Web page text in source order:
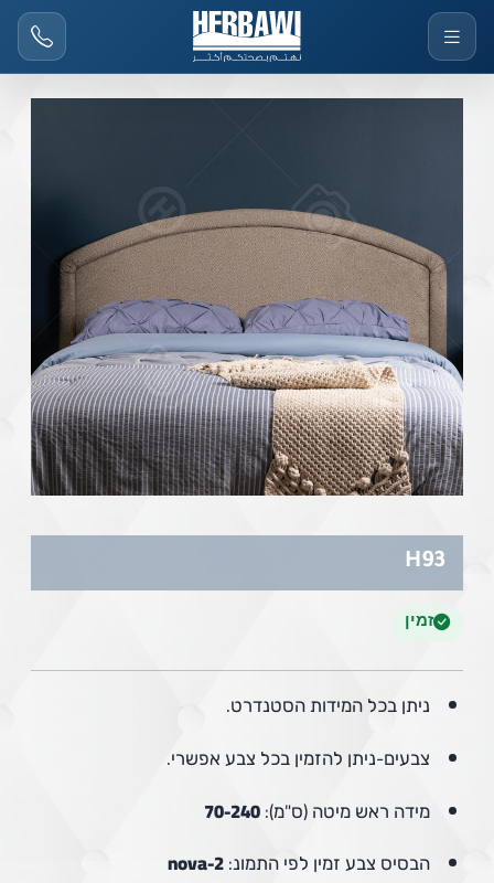
H93
זמין
ניתן בכל המידות הסטנדרט.
צבעים-ניתן להזמין בכל צבע אפשרי.
מידה ראש מיטה (ס"מ):70-240
הבסיס צבע זמין לפי התמונ:nova-2